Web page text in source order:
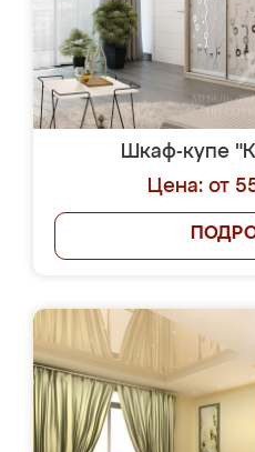
Шкаф-купе
Цена: от